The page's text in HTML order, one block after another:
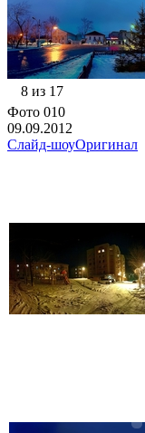
8 из 17
Фото 010
09.09.2012
Слайд-шоуОригинал